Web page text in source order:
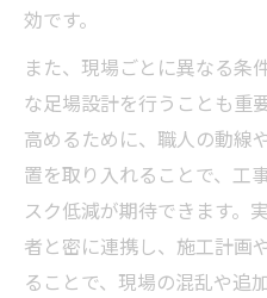
効です。
また、現場ごとに異なる条
な足場設計を行うことも重
高めるために、職人の動線
置を取り入れることで、工
スク低減が期待できます。
者と密に連携し、施工計画
ることで、現場の混乱や追